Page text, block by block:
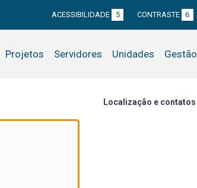
ACESSIBILIDADE 5 CONTRASTE 6
Projetos Servidores Unidades Gestão
Localização e contatos